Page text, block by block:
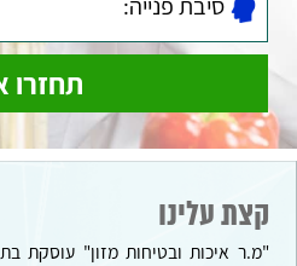
קצת עלינו
"מ.ר איכות ובטיחות מזון" עוסקת